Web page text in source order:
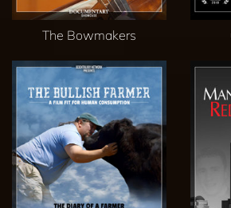
The Bowmakers